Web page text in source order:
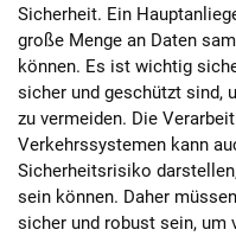
Sicherheit. Ein
große Menge an Daten
können. Es ist wichtig
sicher und geschützt sind,
zu vermeiden. Die
Verkehrssystemen kann
Sicherheitsrisiko
sein können. Daher
sicher und robust sein, um